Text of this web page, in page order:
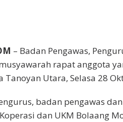
– Badan Pengawas,
rapat anggota
Tanoyan Utara, Selasa 28
badan pengawas
dan UKM Bolaang